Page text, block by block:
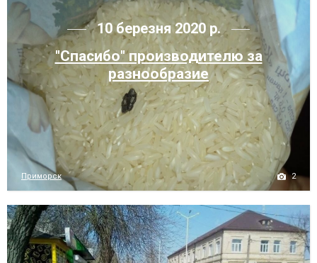
10 березня 2020 р.
"Спасибо" производителю за
разнообразие
Приморск 2